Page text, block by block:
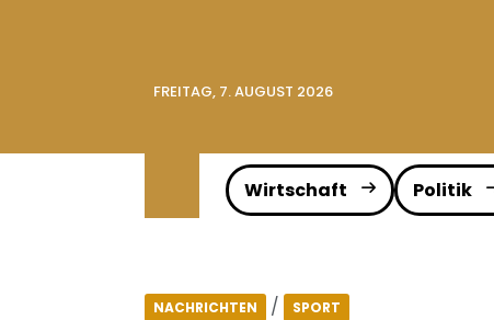
FREITAG, 7. AUGUST 2026
Wirtschaft Politik
NACHRICHTEN / SPORT